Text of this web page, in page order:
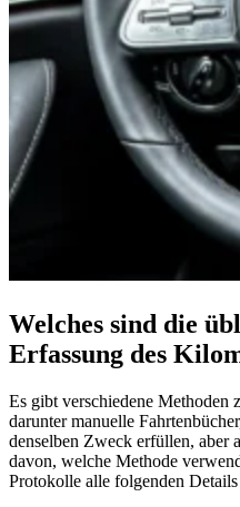
Welches sind die
Erfassung des
Es gibt verschiedene Methoden
darunter manuelle
denselben Zweck erfüllen, aber
davon, welche Methode
Protokolle alle folgenden Details